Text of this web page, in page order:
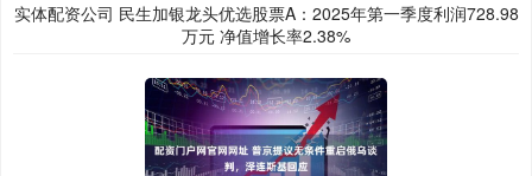
实体配资公司 民生加银龙头优选股票A：2025年第一季度利润728.98
万元 净值增长率2.38%